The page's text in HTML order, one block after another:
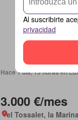
Hace 1 día, 13 horas en
3.000 €/mes
el Tossalet, la
Al suscribirte
privacidad